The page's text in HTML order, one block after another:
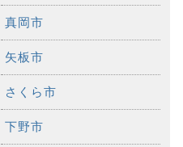
真岡市
矢板市
さくら市
下野市